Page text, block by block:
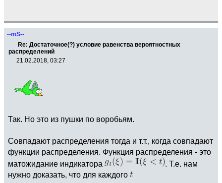
--mS--
Re: Достаточное(?) условие равенства вероятностных
распределений
21.02.2018, 03:27
Так. Но это из пушки по воробьям.
Совпадают распределения тогда и т.т., когда совпадают
функции распределения. Функция распределения - это
матожидание индикатора
. Т.е. нам
нужно доказать, что для каждого